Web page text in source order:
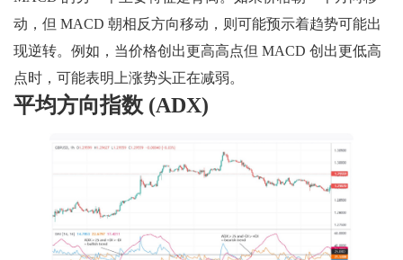
动，但 MACD 朝相反方向移动，则可能预示着趋势可能出
现逆转。例如，当价格创出更高高点但 MACD 创出更低高
点时，可能表明上涨势头正在减弱。
平均方向指数 (ADX)